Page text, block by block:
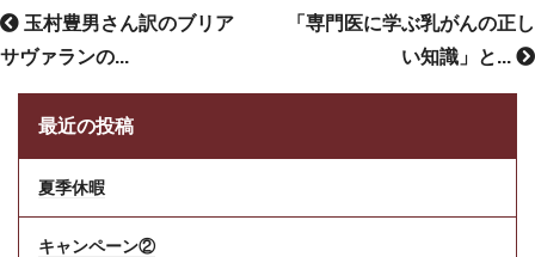
「専門医に学ぶ乳がんの正し
い知識」と...
玉村豊男さん訳のブリア
サヴァランの...
最近の投稿
夏季休暇
キャンペーン②